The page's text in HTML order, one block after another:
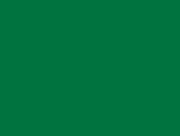
cortinas de cozinha.